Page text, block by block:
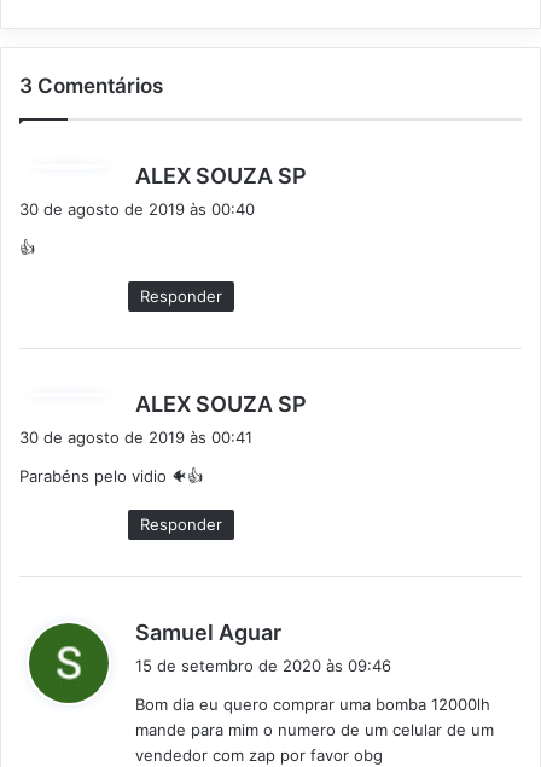
3 Comentários
ALEX SOUZA SP
30 de agosto de 2019 às 00:40
👍
Responder
ALEX SOUZA SP
30 de agosto de 2019 às 00:41
Parabéns pelo vidio 🐠👍
Responder
Samuel Aguar
s
e
15 de setembro de 2020 às 09:46
Bom dia eu quero comprar uma bomba 12000lh
mande para mim o numero de um celular de um
vendedor com zap por favor obg